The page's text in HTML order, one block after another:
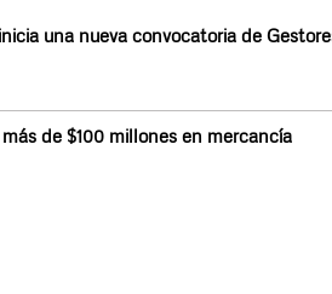
una nueva convocatoria de
de $100 millones en mercancía